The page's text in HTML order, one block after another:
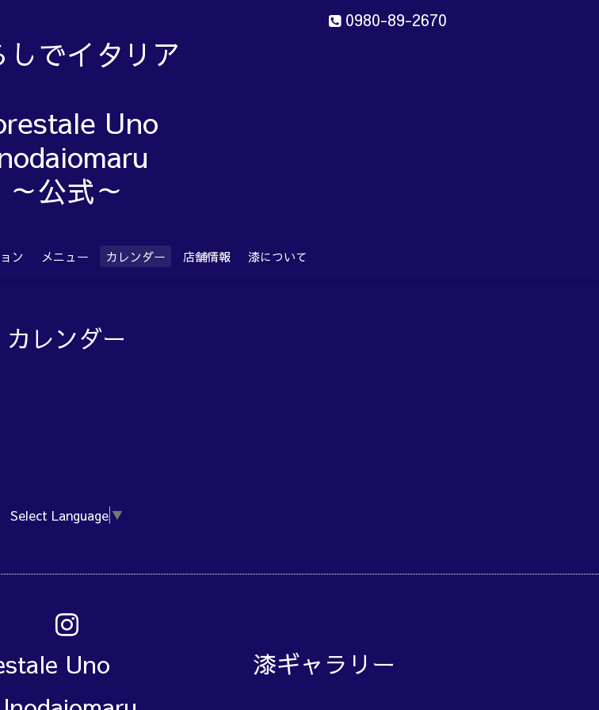
0980-89-2670
しでイタリア
Uno
unodaiomaru
～公式～
ン メニュー カレンダー 店舗情報 漆について
カレンダー
Select Language ▼
Uno 漆ギャラリー